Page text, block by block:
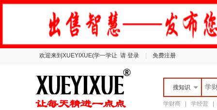
欢迎来到XUEYIXUE(学一学让 请 登录 免费注册
搜知识
学财商 学经营